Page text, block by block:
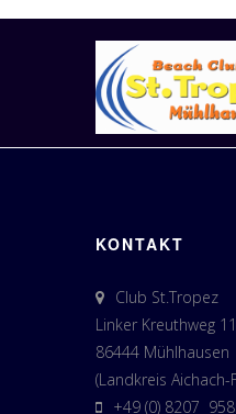
KONTAKT
Club St.Tropez
Linker Kreuthweg 11
86444 Mühlhausen
(Landkreis Aichach-
+49 (0) 8207